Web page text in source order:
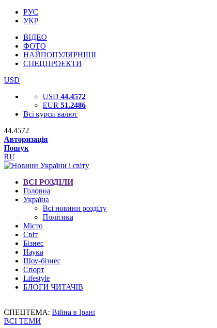
РУС
УКР
ВІДЕО
ФОТО
НАЙПОПУЛЯРНІШІ
СПЕЦПРОЕКТИ
USD
USD 44.4572
EUR 51.2486
Всі курси валют
44.4572
Авторизація
Пошук
RU
ВСІ РОЗДІЛИ
Головна
Україна
Всі новини розділу
Політика
Місто
Світ
Бізнес
Наука
Шоу-бізнес
Спорт
Lifestyle
БЛОГИ ЧИТАЧІВ
СПЕЦТЕМА: Війна в Ірані
ВСІ ТЕМИ